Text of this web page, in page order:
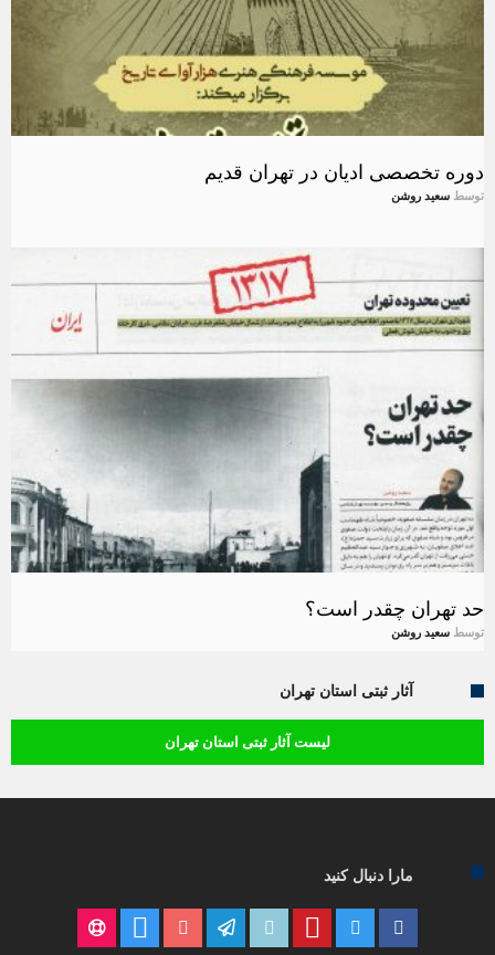
دوره تخصصی ادیان در تهران قدیم
توسط سعید روشن
حد تهران چقدر است؟
توسط سعید روشن
آثار ثبتی استان تهران
لیست آثار ثبتی استان تهران
مارا دنبال کنید